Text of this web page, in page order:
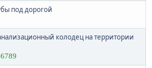
под дорогой
колодец на территории